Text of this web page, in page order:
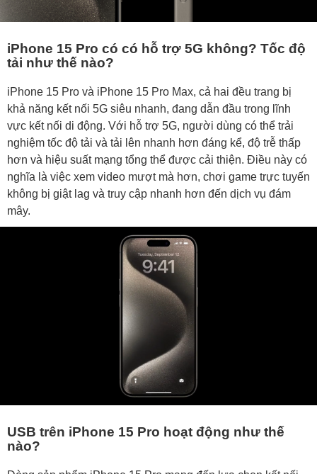
iPhone 15 Pro có có hỗ trợ 5G không? Tốc độ
tải như thế nào?
iPhone 15 Pro và iPhone 15 Pro Max, cả hai đều trang bị
khả năng kết nối 5G siêu nhanh, đang dẫn đầu trong lĩnh
vực kết nối di động. Với hỗ trợ 5G, người dùng có thể trải
nghiệm tốc độ tải và tải lên nhanh hơn đáng kể, độ trễ thấp
hơn và hiệu suất mạng tổng thể được cải thiện. Điều này có
nghĩa là việc xem video mượt mà hơn, chơi game trực tuyến
không bị giật lag và truy cập nhanh hơn đến dịch vụ đám
mây.
USB trên iPhone 15 Pro hoạt động như thế
nào?